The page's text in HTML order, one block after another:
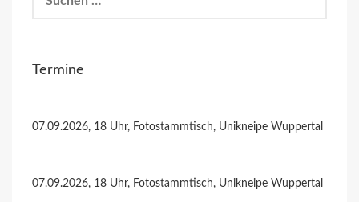
nach:
Termine
07.09.2026, 18 Uhr, Fotostammtisch, Unikneipe Wuppertal
07.09.2026, 18 Uhr, Fotostammtisch, Unikneipe Wuppertal